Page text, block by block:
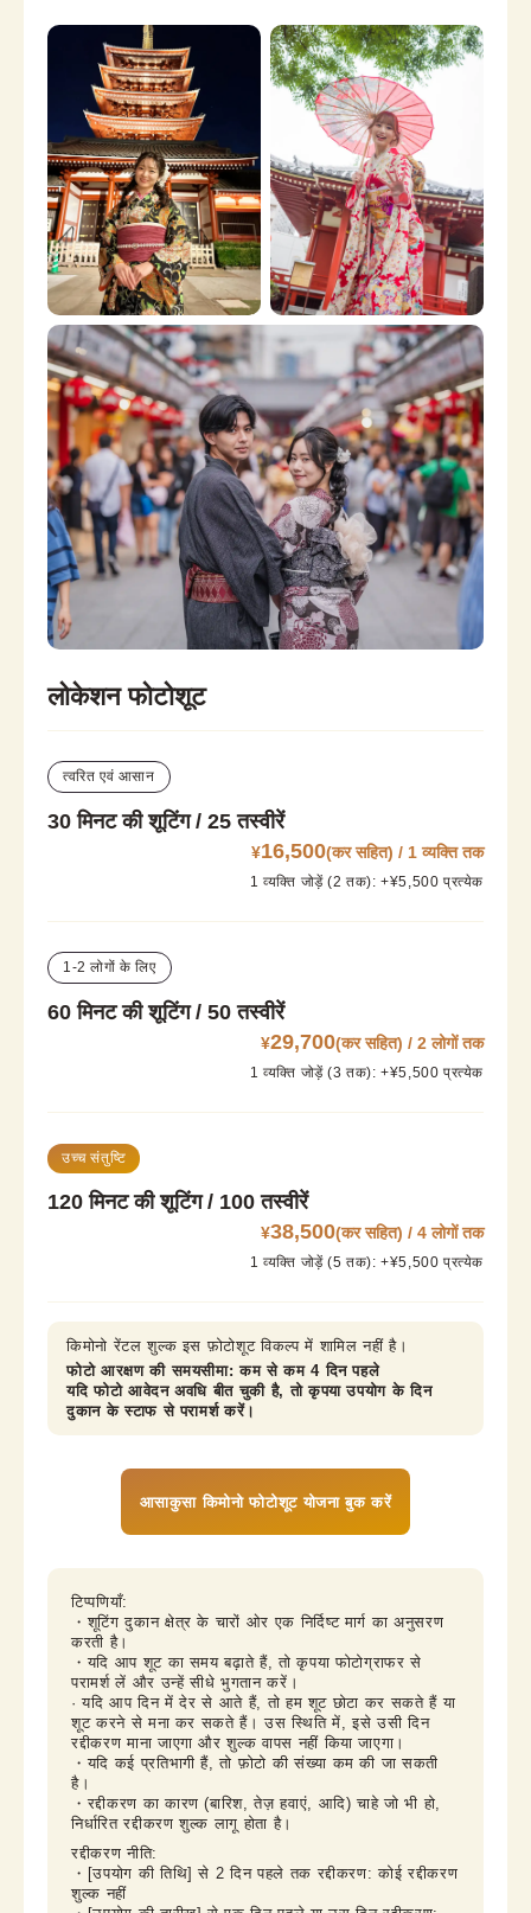
लोकेशन फोटोशूट
त्वरित एवं आसान
30 मिनट की शूटिंग / 25 तस्वीरें
¥16,500(कर सहित) / 1 व्यक्ति तक
1 व्यक्ति जोड़ें (2 तक): +¥5,500 प्रत्येक
1-2 लोगों के लिए
60 मिनट की शूटिंग / 50 तस्वीरें
¥29,700(कर सहित) / 2 लोगों तक
1 व्यक्ति जोड़ें (3 तक): +¥5,500 प्रत्येक
उच्च संतुष्टि
120 मिनट की शूटिंग / 100 तस्वीरें
¥38,500(कर सहित) / 4 लोगों तक
1 व्यक्ति जोड़ें (5 तक): +¥5,500 प्रत्येक
किमोनो रेंटल शुल्क इस फ़ोटोशूट विकल्प में शामिल नहीं है।
फोटो आरक्षण की समयसीमा: कम से कम 4 दिन पहले
यदि फोटो आवेदन अवधि बीत चुकी है, तो कृपया उपयोग के दिन
दुकान के स्टाफ से परामर्श करें।
आसाकुसा किमोनो फोटोशूट योजना बुक करें
टिप्पणियाँ:
・शूटिंग दुकान क्षेत्र के चारों ओर एक निर्दिष्ट मार्ग का अनुसरण
करती है।
・यदि आप शूट का समय बढ़ाते हैं, तो कृपया फोटोग्राफर से
परामर्श लें और उन्हें सीधे भुगतान करें।
· यदि आप दिन में देर से आते हैं, तो हम शूट छोटा कर सकते हैं या
शूट करने से मना कर सकते हैं। उस स्थिति में, इसे उसी दिन
रद्दीकरण माना जाएगा और शुल्क वापस नहीं किया जाएगा।
・यदि कई प्रतिभागी हैं, तो फ़ोटो की संख्या कम की जा सकती
है।
・रद्दीकरण का कारण (बारिश, तेज़ हवाएं, आदि) चाहे जो भी हो,
निर्धारित रद्दीकरण शुल्क लागू होता है।
रद्दीकरण नीति:
・[उपयोग की तिथि] से 2 दिन पहले तक रद्दीकरण: कोई रद्दीकरण
शुल्क नहीं